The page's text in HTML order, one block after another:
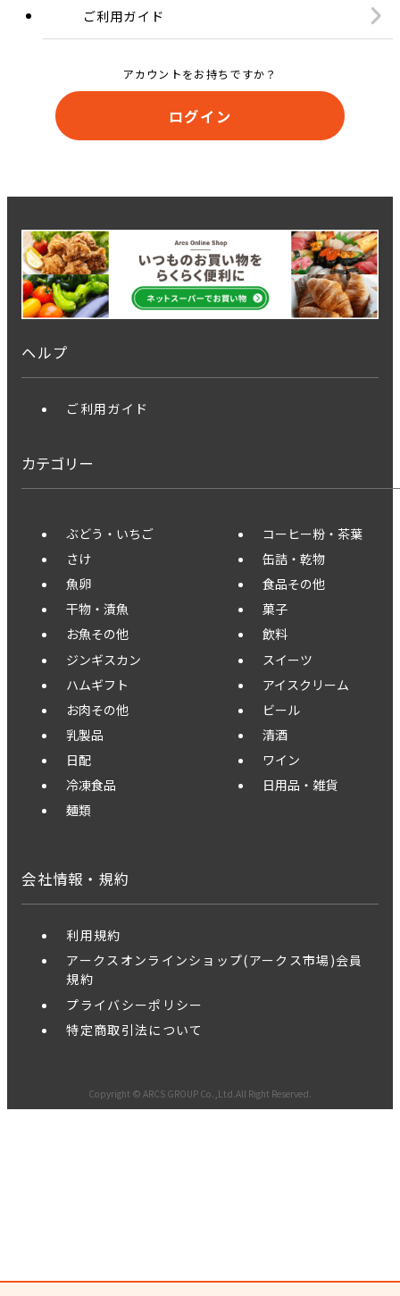
ご利用ガイド
アカウントをお持ちですか？
ログイン
ヘルプ
ご利用ガイド
カテゴリー
ぶどう・いちご
さけ
魚卵
干物・漬魚
お魚その他
ジンギスカン
ハムギフト
お肉その他
乳製品
日配
冷凍食品
麺類
コーヒー粉・茶葉
缶詰・乾物
食品その他
菓子
飲料
スイーツ
アイスクリーム
ビール
清酒
ワイン
日用品・雑貨
会社情報・規約
利用規約
アークスオンラインショップ(アークス市場)会員
規約
プライバシーポリシー
特定商取引法について
Copyright © ARCS GROUP Co.,Ltd.All Right Reserved.